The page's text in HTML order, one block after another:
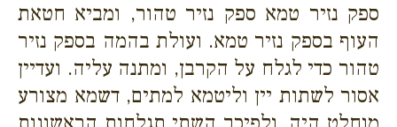
ספק נזיר טמא ספק נזיר טהור, ומביא חטאת
העוף בספק נזיר טמא. ועולת בהמה בספק נזיר
טהור כדי לגלח על הקרבן, ומתנה עליה. ועדיין
אסור לשתות יין וליטמא למתים, דשמא מצורע